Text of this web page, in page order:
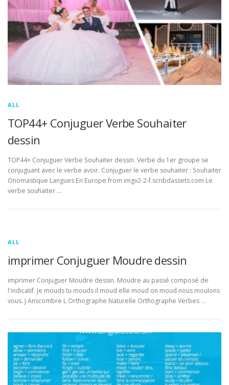
ALL
TOP44+ Conjuguer Verbe Souhaiter
dessin
TOP44+ Conjuguer Verbe Souhaiter dessin. Verbe du 1er groupe se
conjuguant avec le verbe avoir. Conjuguer le verbe souhaiter : Souhaiter
Onomastique Langues En Europe from imgv2-2-f.scribdassets.com Le
verbe souhaiter …
ALL
imprimer Conjuguer Moudre dessin
imprimer Conjuguer Moudre dessin. Moudre au passé composé de
l'indicatif. Je mouds tu mouds il moud elle moud on moud nous moulons
vous. J Anscombre L Orthographe Naturelle Orthographe Verbes …